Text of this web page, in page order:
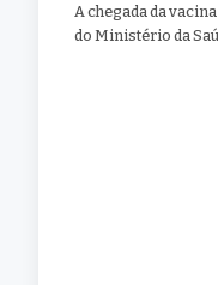
A chegada da
do Ministério da